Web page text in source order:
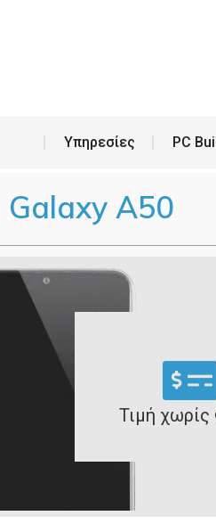
Υπηρεσίες PC
Galaxy A50
Τιμή